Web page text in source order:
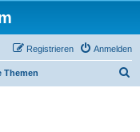
Anmelden
Registrieren
Themen